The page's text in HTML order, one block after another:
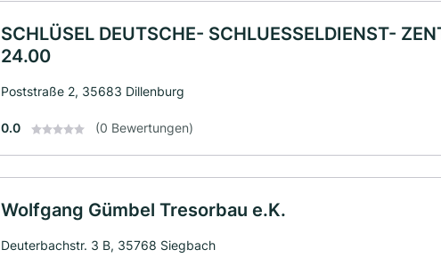
SCHLÜSEL DEUTSCHE- SCHLUESSELDIENST-
24.00
Poststraße 2, 35683 Dillenburg
0.0 (0 Bewertungen)
Wolfgang Gümbel Tresorbau e.K.
Deuterbachstr. 3 B, 35768 Siegbach